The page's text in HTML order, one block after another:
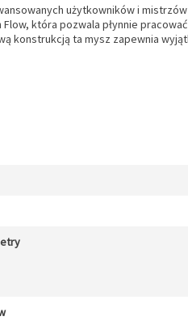
użytkowników i
która pozwala płynnie
konstrukcją ta mysz zapewnia